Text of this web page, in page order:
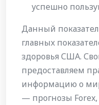
успешно
Данный
главных
здоровья США.
предоставляем
информацию о
— прогнозы Forex,